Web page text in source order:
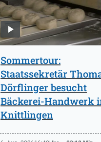
Sommertour:
Staatssekretär
Dörflinger besucht
Bäckerei-Handwerk
Knittlingen